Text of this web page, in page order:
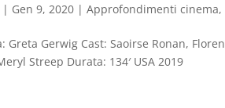
| Gen 9, 2020 |Approfondimenti cinema,
Greta Gerwig Cast: Saoirse Ronan,
Streep Durata: 134′ USA 2019